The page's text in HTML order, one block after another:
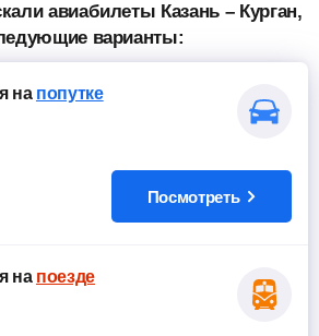
варианты:
на попутке
Посмотреть
на поезде